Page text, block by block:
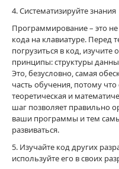
4. Систематизируйте знания
Программирование – это
кода на клавиатуре. Перед
погрузиться в код, изучите
принципы: структуры
Это, безусловно, самая
часть обучения, потому что
теоретическая и
шаг позволяет правильно
ваши программы и тем
развиваться.
5. Изучайте код других
используйте его в своих